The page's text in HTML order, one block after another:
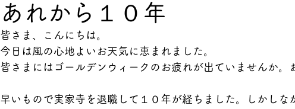
あれから１０年
皆さま、こんにちは。
今日は風の心地よいお天気に恵まれました。
皆さまにはゴールデンウィークのお疲れが出ていませんか。
早いもので実家寺を退職して１０年が経ちました。しかしな